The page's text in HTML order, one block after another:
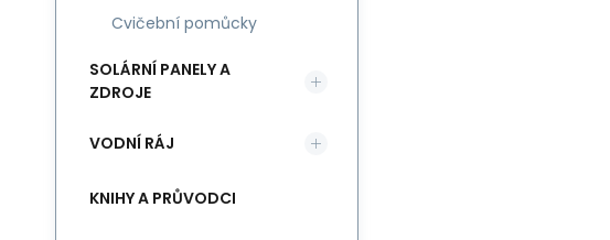
Cvičební pomůcky
SOLÁRNÍ PANELY A
ZDROJE
VODNÍ RÁJ
KNIHY A PRŮVODCI